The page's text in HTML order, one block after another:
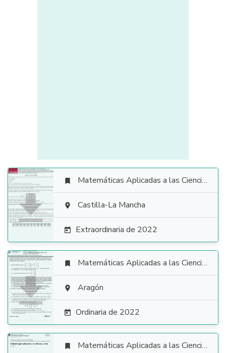

 Matemáticas Aplicadas a las Ciencias Sociales
 Castilla-La Mancha
 Extraordinaria de 2022

 Matemáticas Aplicadas a las Ciencias Sociales
 Aragón
 Ordinaria de 2022
 Matemáticas Aplicadas a las Ciencias Sociales